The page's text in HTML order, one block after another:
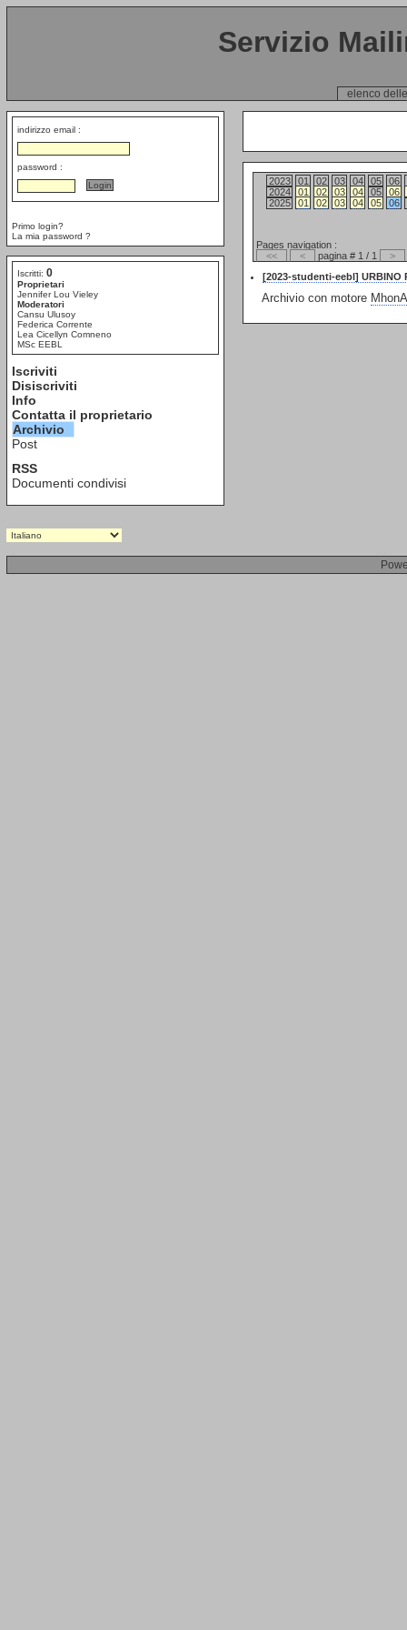
Servizio
elenco
indirizzo email :
password :
Primo login?
La mia password ?
Iscritti: 0
Proprietari
Jennifer Lou Vieley
Moderatori
Cansu Ulusoy
Federica Corrente
Lea Cicellyn Comneno
MSc EEBL
Iscriviti
Disiscriviti
Info
Contatta il proprietario
Archivio
Post
RSS
Documenti condivisi
2023 01 02 03 04 05
06
2024
01 02 03 04 05
06
2025
01 02 03 04 05 06
Pages navigation :
<<
< pagina # 1 / 1
>
[2023-studenti-eebl] URBINO
Archivio con motore